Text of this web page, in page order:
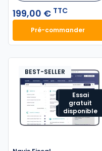
199,00 € TTC
Pré-commander
Mémento
Essai
gratuit
disponible
BEST-SELLER